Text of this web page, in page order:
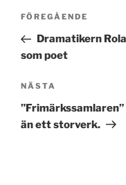
Föregående
inlägg
FÖREGÅENDE
Dramatikern
som poet
Nästa
inlägg
NÄSTA
än ett storverk.